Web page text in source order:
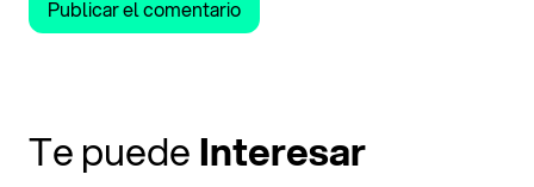
Te puedeInteresar